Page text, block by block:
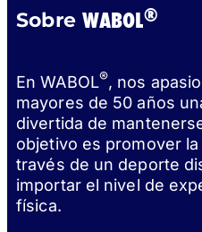
Sobre WABOL®
En WABOL®, nos
mayores de 50 años
divertida de
objetivo es promover
través de un deporte
importar el nivel de
física.